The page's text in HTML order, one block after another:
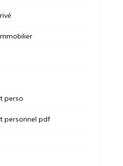
perso
personnel pdf